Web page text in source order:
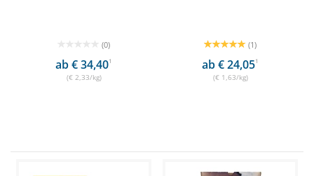
(0)
ab € 34,401
(€ 2,33/kg)
(1)
ab € 24,051
(€ 1,63/kg)